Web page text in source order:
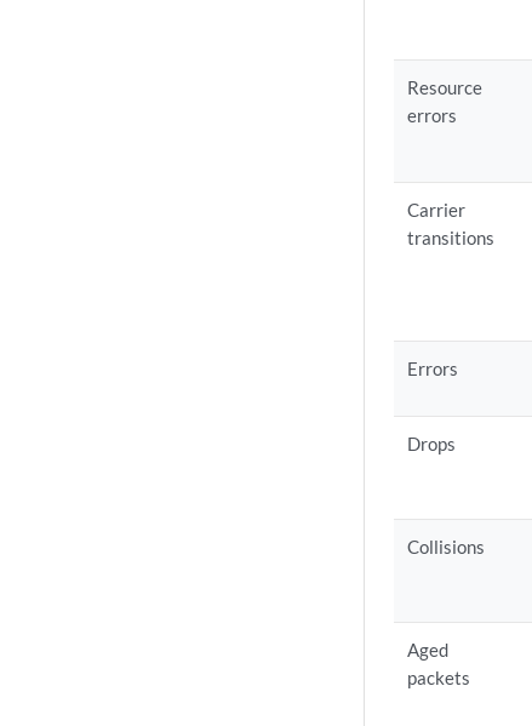
Resource
errors
Carrier
transitions
Errors
Drops
Collisions
Aged
packets